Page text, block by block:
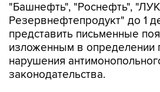
"Башнефть", "Роснефть",
Резервнефтепродукт" до 1
представить письменные
изложенным в определении
нарушения
законодательства.